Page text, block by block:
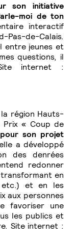
son initiative
moi de ton
interactif
de-Calais.
entre jeunes et
questions, il
internet :
la région Hauts-
« Coup de
pour son projet
a développé
des denrées
redonner
en
etc.) et en les
aux personnes
favoriser une
les publics et
Site internet :